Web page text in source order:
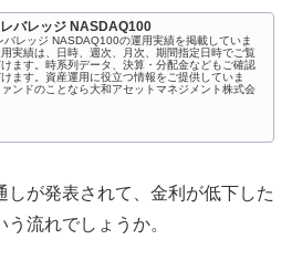
バレッジ NASDAQ100
バレッジ NASDAQ100の運用実績を掲載していま
実績は、日時、週次、月次、期間指定日時でご覧
ます。時系列データ、決算・分配金などもご確認
ます。資産運用に役立つ情報をご提供していま
ンドのことなら大和アセットマネジメント株式会
しが発表されて、金利が低下した
流れでしょうか。